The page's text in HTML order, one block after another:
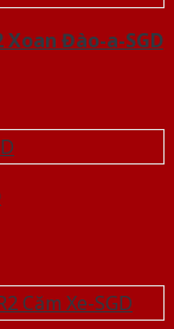
Xoan Đào-a-SGD